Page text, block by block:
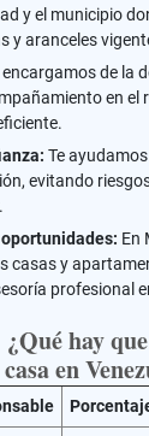
y el municipio
y aranceles
encargamos de la
en el
Te
evitando
En
casas y
profesional
hay
en